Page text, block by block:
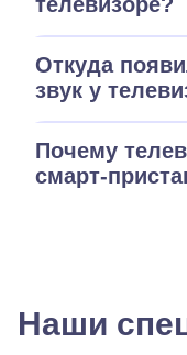
Откуда
звук у
Почему
смарт-
Наши